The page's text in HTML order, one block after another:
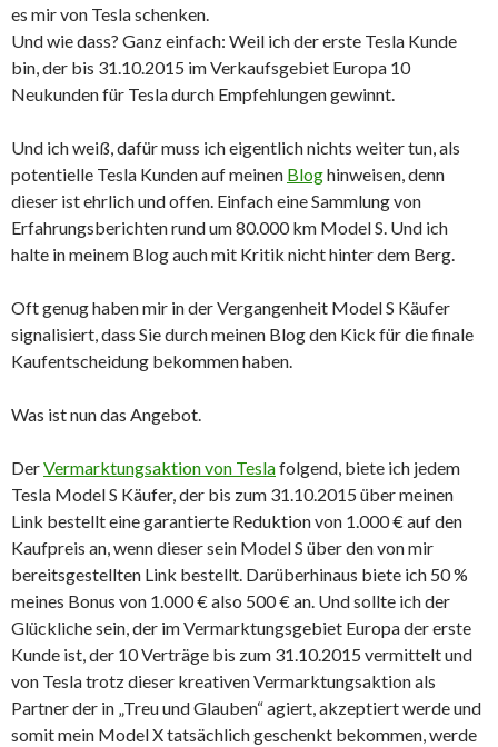
es mir von Tesla schenken.
Und wie dass? Ganz einfach: Weil ich der erste Tesla Kunde
bin, der bis 31.10.2015 im Verkaufsgebiet Europa 10
Neukunden für Tesla durch Empfehlungen gewinnt.
Und ich weiß, dafür muss ich eigentlich nichts weiter tun, als
potentielle Tesla Kunden auf meinen Bloghinweisen, denn
dieser ist ehrlich und offen. Einfach eine Sammlung von
Erfahrungsberichten rund um 80.000 km Model S. Und ich
halte in meinem Blog auch mit Kritik nicht hinter dem Berg.
Oft genug haben mir in der Vergangenheit Model S Käufer
signalisiert, dass Sie durch meinen Blog den Kick für die finale
Kaufentscheidung bekommen haben.
Was ist nun das Angebot.
DerVermarktungsaktion von Teslafolgend, biete ich jedem
Tesla Model S Käufer, der bis zum 31.10.2015 über meinen
Link bestellt eine garantierte Reduktion von 1.000 € auf den
Kaufpreis an, wenn dieser sein Model S über den von mir
bereitsgestellten Link bestellt. Darüberhinaus biete ich 50 %
meines Bonus von 1.000 € also 500 € an. Und sollte ich der
Glückliche sein, der im Vermarktungsgebiet Europa der erste
Kunde ist, der 10 Verträge bis zum 31.10.2015 vermittelt und
von Tesla trotz dieser kreativen Vermarktungsaktion als
Partner der in „Treu und Glauben“ agiert, akzeptiert werde und
somit mein Model X tatsächlich geschenkt bekommen, werde